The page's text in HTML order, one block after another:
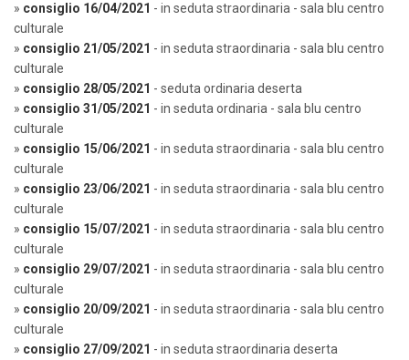
» consiglio 16/04/2021 - in seduta straordinaria - sala blu centro
culturale
» consiglio 21/05/2021 - in seduta straordinaria - sala blu centro
culturale
» consiglio 28/05/2021 - seduta ordinaria deserta
» consiglio 31/05/2021 - in seduta ordinaria - sala blu centro
culturale
» consiglio 15/06/2021 - in seduta straordinaria - sala blu centro
culturale
» consiglio 23/06/2021 - in seduta straordinaria - sala blu centro
culturale
» consiglio 15/07/2021 - in seduta straordinaria - sala blu centro
culturale
» consiglio 29/07/2021 - in seduta straordinaria - sala blu centro
culturale
» consiglio 20/09/2021 - in seduta straordinaria - sala blu centro
culturale
» consiglio 27/09/2021 - in seduta straordinaria deserta